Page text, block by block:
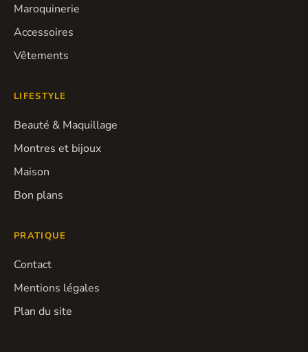
Maroquinerie
Accessoires
Vêtements
LIFESTYLE
Beauté & Maquillage
Montres et bijoux
Maison
Bon plans
PRATIQUE
Contact
Mentions légales
Plan du site